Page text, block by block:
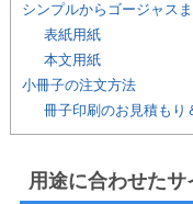
シンプルからゴージャス
表紙用紙
本文用紙
小冊子の注文方法
冊子印刷のお見積もり
用途に合わせたサ